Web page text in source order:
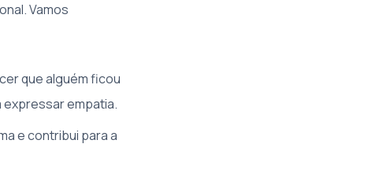
Vamos
que alguém ficou
expressar empatia.
e contribui para a